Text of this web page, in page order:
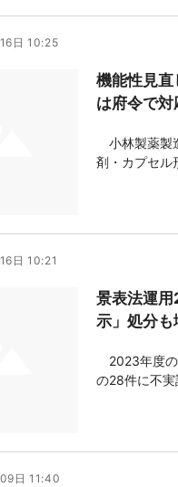
日 10:25
機能性見
は府令で対
小林製薬製
剤・カプセル
集・報告体
日 10:21
景表法運
示」処分も
2023年度の
の28件に不
日 11:40